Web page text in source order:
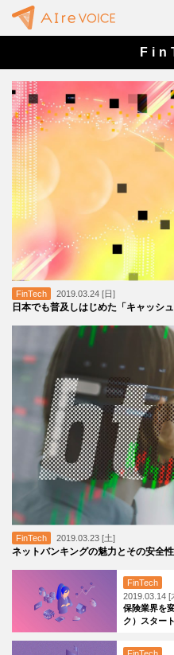
FinTech 2019.03.24 [日]
日本でも普及しはじめた「キャッシ
FinTech 2019.03.23 [土]
ネットバンキングの魅力とその安全性
FinTech
2019.03.14 [
保険業界を
ク）スター
FinTech